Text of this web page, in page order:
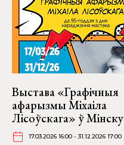
Выстава «Графічныя
афарызмы Міхаіла
Лісоўскага» ў Мінску
17.03.2026 16:00 - 31.12.2026 17:00